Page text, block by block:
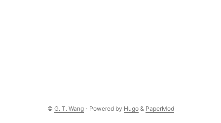
© G. T. Wang · Powered by Hugo& PaperMod